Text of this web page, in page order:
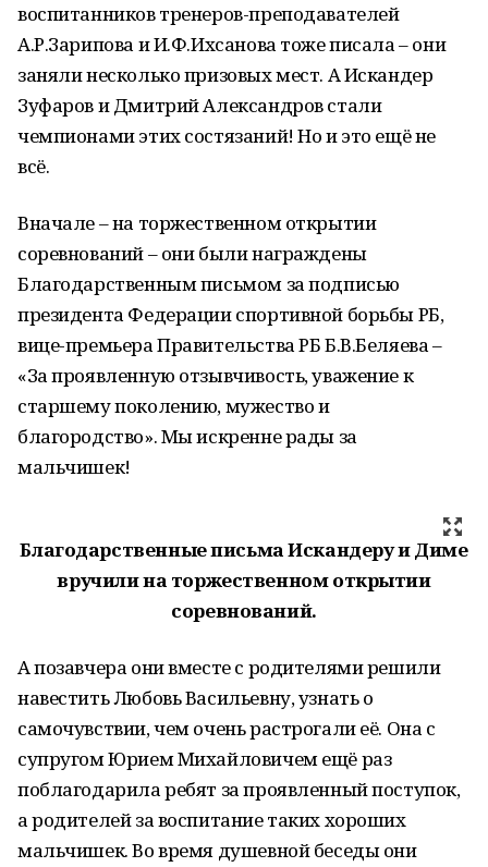
воспитанников тренеров-преподавателей
А.Р.Зарипова и И.Ф.Ихсанова тоже писала – они
заняли несколько призовых мест. А Искандер
Зуфаров и Дмитрий Александров стали
чемпионами этих состязаний! Но и это ещё не
всё.
Вначале – на торжественном открытии
соревнований – они были награждены
Благодарственным письмом за подписью
президента Федерации спортивной борьбы РБ,
вице-премьера Правительства РБ Б.В.Беляева –
«За проявленную отзывчивость, уважение к
старшему поколению, мужество и
благородство». Мы искренне рады за
мальчишек!
Благодарственные письма Искандеру и Диме
вручили на торжественном открытии
соревнований.
А позавчера они вместе с родителями решили
навестить Любовь Васильевну, узнать о
самочувствии, чем очень растрогали её. Она с
супругом Юрием Михайловичем ещё раз
поблагодарила ребят за проявленный поступок,
а родителей за воспитание таких хороших
мальчишек. Во время душевной беседы они